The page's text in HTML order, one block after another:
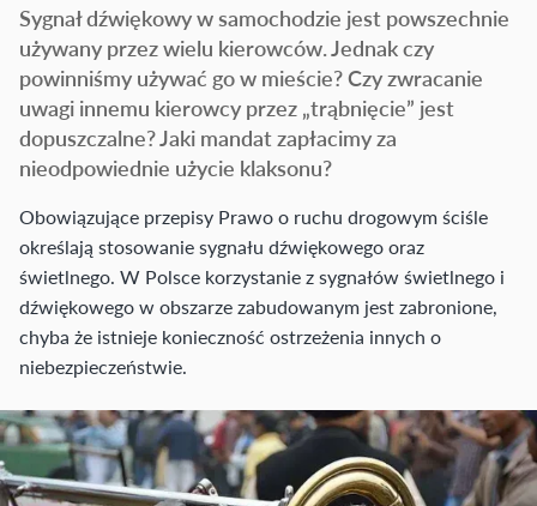
Sygnał dźwiękowy w samochodzie jest powszechnie
używany przez wielu kierowców. Jednak czy
powinniśmy używać go w mieście? Czy zwracanie
uwagi innemu kierowcy przez „trąbnięcie” jest
dopuszczalne? Jaki mandat zapłacimy za
nieodpowiednie użycie klaksonu?
Obowiązujące przepisy Prawo o ruchu drogowym ściśle
określają stosowanie sygnału dźwiękowego oraz
świetlnego. W Polsce korzystanie z sygnałów świetlnego i
dźwiękowego w obszarze zabudowanym jest zabronione,
chyba że istnieje konieczność ostrzeżenia innych o
niebezpieczeństwie.